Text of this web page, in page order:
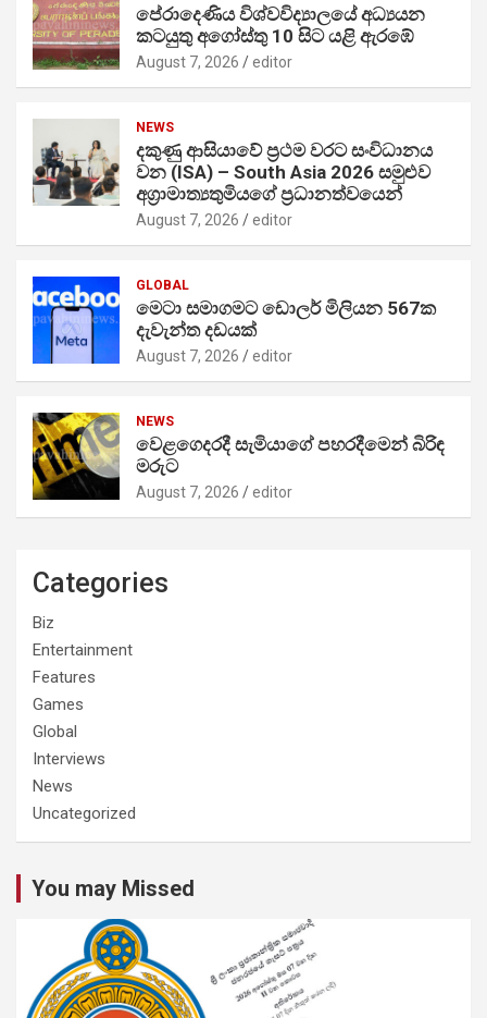
පේරාදෙණිය විශ්වවිද්‍යාලයේ අධ්‍යයන
කටයුතු අගෝස්තු 10 සිට යළි ඇරඹේ
August 7, 2026 editor
NEWS
දකුණු ආසියාවේ ප්‍රථම වරට සංවිධානය
වන (ISA) – South Asia 2026 සමුළුව
අග්‍රාමාත්‍යතුමියගේ ප්‍රධානත්වයෙන්
August 7, 2026 editor
GLOBAL
මෙටා සමාගමට ඩොලර් මිලියන 567ක
දැවැන්ත දඩයක්
August 7, 2026 editor
NEWS
වෙළගෙදරදී සැමියාගේ පහරදීමෙන් බිරිඳ
මරුට
August 7, 2026 editor
Categories
Biz
Entertainment
Features
Games
Global
Interviews
News
Uncategorized
You may Missed